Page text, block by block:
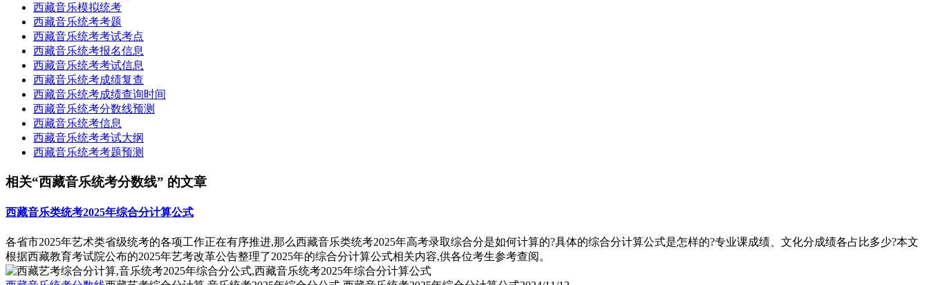
西藏音乐模拟统考
西藏音乐统考考题
西藏音乐统考考试考点
西藏音乐统考报名信息
西藏音乐统考考试信息
西藏音乐统考成绩复查
西藏音乐统考成绩查询时间
西藏音乐统考分数线预测
西藏音乐统考信息
西藏音乐统考考试大纲
西藏音乐统考考题预测
相关“西藏音乐统考分数线” 的文章
西藏音乐类统考2025年综合分计算公式
各省市2025年艺术类省级统考的各项工作正在有序推进,那么西藏音乐类统考2025年高考录取综合分是如何计算的?具体的综合分计算公式是怎样的?专业课成绩、文化分成绩各占比多少?本文
根据西藏教育考试院公布的2025年艺考改革公告整理了2025年的综合分计算公式相关内容,供各位考生参考查阅。